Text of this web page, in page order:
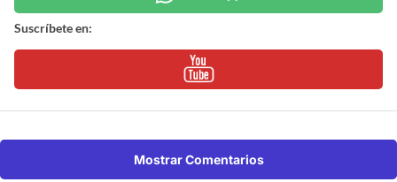
Suscríbete en:
Mostrar Comentarios